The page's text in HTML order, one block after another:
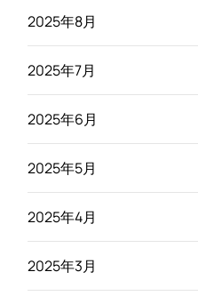
2025年8月
2025年7月
2025年6月
2025年5月
2025年4月
2025年3月